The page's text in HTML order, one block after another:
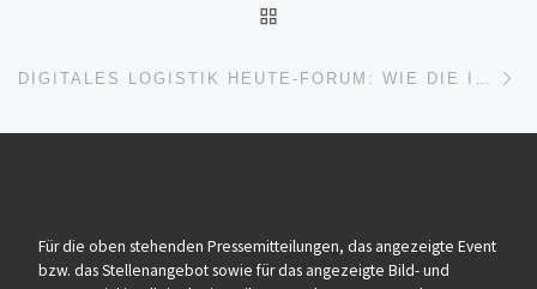
Für die oben stehenden Pressemitteilungen, das angezeigte Event
bzw. das Stellenangebot sowie für das angezeigte Bild- und